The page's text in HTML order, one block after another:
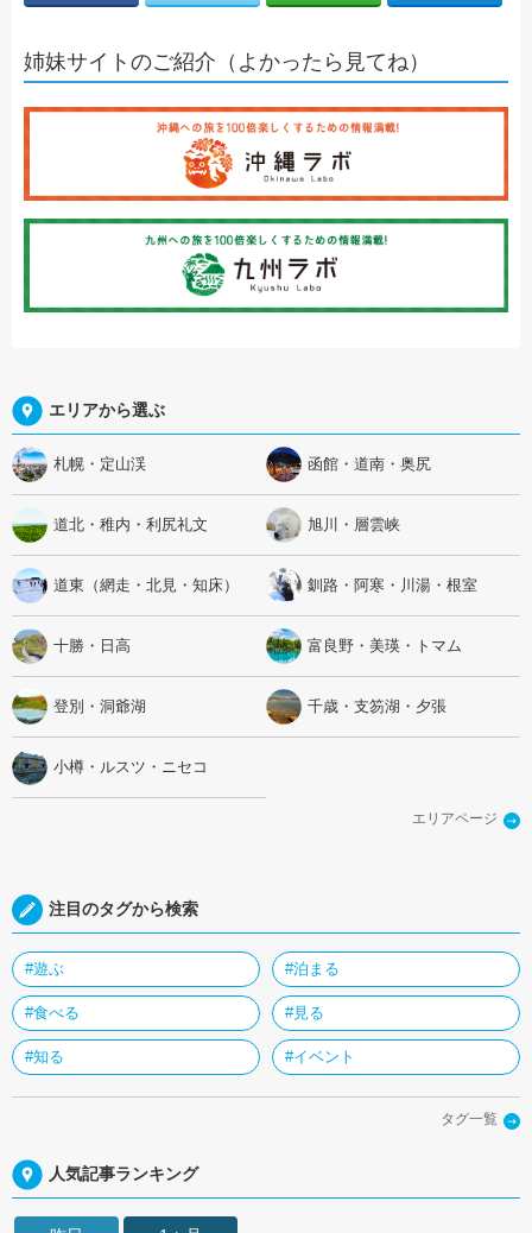
姉妹サイトのご紹介（よかったら見てね）
エリアから選ぶ
札幌・定山渓 函館・道南・奥尻
道北・稚内・利尻礼文 旭川・層雲峡
道東（網走・北見・知床） 釧路・阿寒・川湯・根室
十勝・日高 富良野・美瑛・トマム
登別・洞爺湖 千歳・支笏湖・夕張
小樽・ルスツ・ニセコ
エリアページ
注目のタグから検索
#遊ぶ #泊まる
#食べる #見る
#知る #イベント
タグ一覧
人気記事ランキング